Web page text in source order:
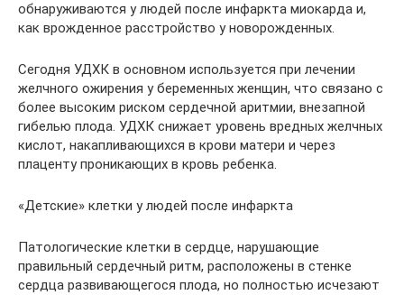
обнаруживаются у людей после инфаркта миокарда и,
как врожденное расстройство у новорожденных.
Сегодня УДХК в основном используется при лечении
желчного ожирения у беременных женщин, что связано с
более высоким риском сердечной аритмии, внезапной
гибелью плода. УДХК снижает уровень вредных желчных
кислот, накапливающихся в крови матери и через
плаценту проникающих в кровь ребенка.
«Детские» клетки у людей после инфаркта
Патологические клетки в сердце, нарушающие
правильный сердечный ритм, расположены в стенке
сердца развивающегося плода, но полностью исчезают